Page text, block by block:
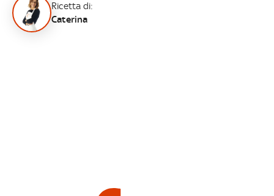
Ricetta di:
Caterina